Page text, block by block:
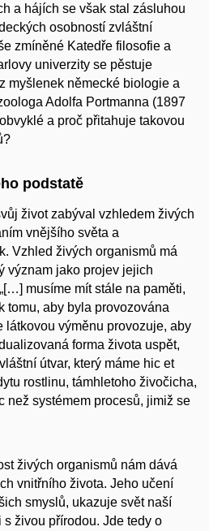
a hájích se však stal zásluhou
osobností zvláštní
zmíněné Katedře filosofie a
univerzity se pěstuje
myšlenek německé biologie a
Adolfa Portmanna (1897
a proč přitahuje takovou
podstatě
život zabýval vzhledem živých
vnějšího světa a
Vzhled živých organismů má
význam jako projev jejich
musíme mít stále na paměti,
tomu, aby byla provozována
látkovou výměnu provozuje, aby
forma života uspět,
útvar, který máme hic et
rostlinu, támhletoho živočicha,
než systémem procesů, jimiž se
živých organismů nám dává
vnitřního života. Jeho učení
smyslů, ukazuje svět naší
živou přírodou. Jde tedy o